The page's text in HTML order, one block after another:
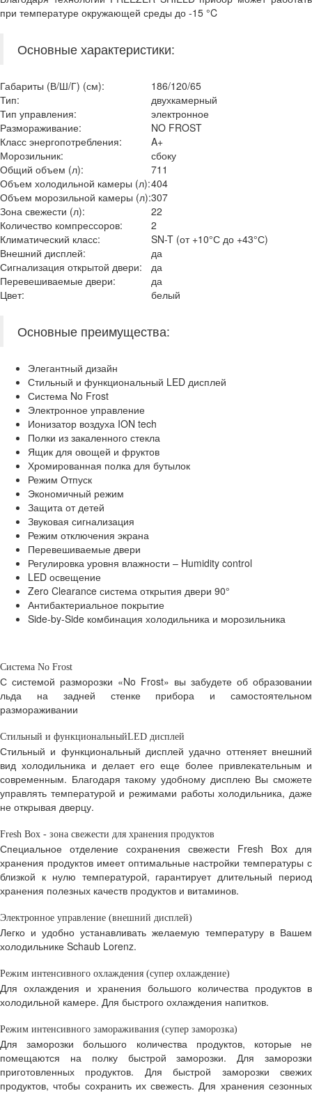
при температуре окружающей среды до -15 °C
Основные характеристики:
Габариты (В/Ш/Г) (см):
186/120/65
Тип:
двухкамерный
Тип управления:
электронное
Размораживание:
NO FROST
Класс энергопотребления:
A+
Морозильник:
сбоку
Общий объем (л):
711
Объем холодильной камеры (л):404
Объем морозильной камеры (л):307
Зона свежести (л):
22
Количество компрессоров:
2
Климатический класс:
SN-T (от +10°С до +43°С)
Внешний дисплей:
да
Сигнализация открытой двери:
да
Перевешиваемые двери:
да
Цвет:
белый
Основные преимущества:
Элегантный дизайн
Стильный и функциональный LED дисплей
Система No Frost
Электронное управление
Ионизатор воздуха ION tech
Полки из закаленного стекла
Ящик для овощей и фруктов
Хромированная полка для бутылок
Режим Отпуск
Экономичный режим
Защита от детей
Звуковая сигнализация
Режим отключения экрана
Перевешиваемые двери
Регулировка уровня влажности – Humidity control
LED освещение
Zero Clearance система открытия двери 90°
Антибактериальное покрытие
Side-by-Side комбинация холодильника и морозильника
Система No Frost
С системой разморозки «No Frost» вы забудете об образовании
льда на задней стенке прибора и самостоятельном
размораживании
Стильный и функциональныйLED дисплей
Стильный и функциональный дисплей удачно оттеняет внешний
вид холодильника и делает его еще более привлекательным и
современным. Благодаря такому удобному дисплею Вы сможете
управлять температурой и режимами работы холодильника, даже
не открывая дверцу.
Fresh Box - зона свежести для хранения продуктов
Специальное отделение сохранения свежести Fresh Box для
хранения продуктов имеет оптимальные настройки температуры с
близкой к нулю температурой, гарантирует длительный период
хранения полезных качеств продуктов и витаминов.
Электронное управление (внешний дисплей)
Легко и удобно устанавливать желаемую температуру в Вашем
холодильнике Schaub Lorenz.
Режим интенсивного охлаждения (супер охлаждение)
Для охлаждения и хранения большого количества продуктов в
холодильной камере. Для быстрого охлаждения напитков.
Режим интенсивного замораживания (супер заморозка)
Для заморозки большого количества продуктов, которые не
помещаются на полку быстрой заморозки. Для заморозки
приготовленных продуктов. Для быстрой заморозки свежих
продуктов, чтобы сохранить их свежесть. Для хранения сезонных